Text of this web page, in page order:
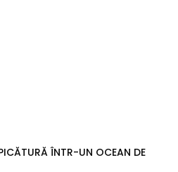
ÎNTR-UN OCEAN DE